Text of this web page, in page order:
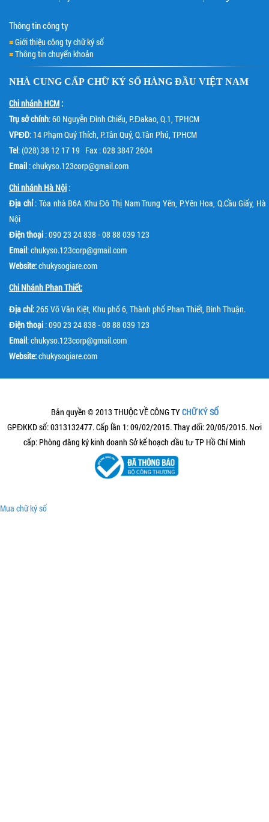
Thông tin công ty
Giới thiệu công ty chữ ký số
Thông tin chuyển khoản
NHÀ CUNG CẤP CHỮ KÝ SỐ HÀNG ĐẦU VIỆT NAM
Chi nhánh HCM :
Trụ sở chính: 60 Nguyễn Đình Chiểu, P.Đakao, Q.1, TPHCM
VPĐD: 14 Phạm Quý Thích, P.Tân Quý, Q.Tân Phú, TPHCM
Tel: (028) 38 12 17 19 Fax : 028 3847 2604
Email : chukyso.123corp@gmail.com
Chi nhánh Hà Nội :
Địa chỉ: Tòa nhà B6A Khu Đô Thị Nam Trung Yên, P.Yên Hoa, Q.Cầu Giấy, Hà
Nội
Điện thoại : 090 23 24 838 - 08 88 039 123
Email: chukyso.123corp@gmail.com
Website:chukysogiare.com
Chi Nhánh Phan Thiết:
Địa chỉ:265 Võ Văn Kiệt, Khu phố 6, Thành phố Phan Thiết, Bình Thuận.
Điện thoại : 090 23 24 838 - 08 88 039 123
Email: chukyso.123corp@gmail.com
Website:chukysogiare.com
Bản quyền © 2013 THUỘC VỀ CÔNG TYCHỮ KÝ SỐ
GPĐKKD số: 0313132477. Cấp lần 1: 09/02/2015. Thay đổi: 20/05/2015. Nơi
cấp: Phòng đăng ký kinh doanh Sở kế hoạch đầu tư TP Hồ Chí Minh
Mua chữ ký số